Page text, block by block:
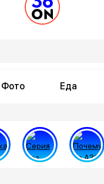
Фото Еда